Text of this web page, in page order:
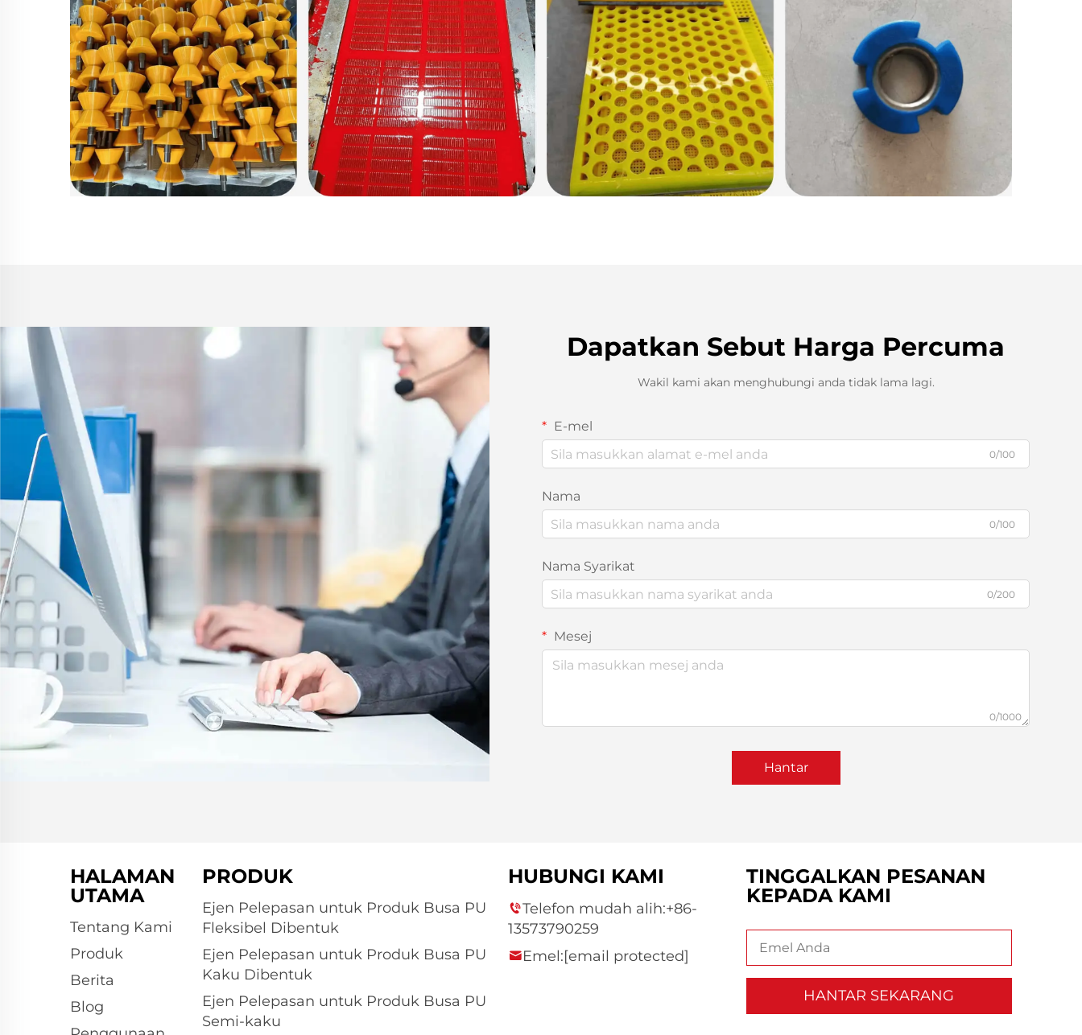
Dapatkan Sebut Harga Percuma
Wakil kami akan menghubungi anda tidak lama lagi.
E-mel
0/100
Nama
0/100
Nama Syarikat
0/200
Mesej
0/1000
Hantar
HALAMAN
UTAMA
Tentang Kami
Produk
Berita
Blog
PRODUK
Ejen Pelepasan untuk Produk Busa PU
Fleksibel Dibentuk
Ejen Pelepasan untuk Produk Busa PU
Kaku Dibentuk
Ejen Pelepasan untuk Produk Busa PU
Semi-kaku
HUBUNGI KAMI
Telefon mudah alih:+86-
13573790259
Emel:[email protected]
TINGGALKAN PESANAN
KEPADA KAMI
HANTAR SEKARANG